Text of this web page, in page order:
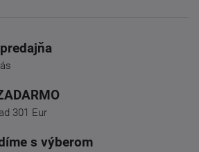
301 Eur
s výberom